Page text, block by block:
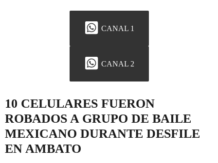
CANAL 1
CANAL 2
10 CELULARES FUERON
ROBADOS A GRUPO DE BAILE
MEXICANO DURANTE DESFILE
EN AMBATO